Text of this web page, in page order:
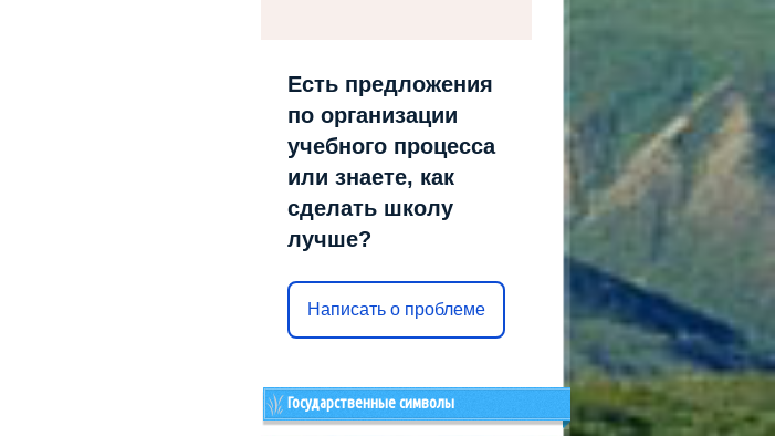
Есть предложения
по организации
учебного процесса
или знаете, как
сделать школу
лучше?
Написать о проблеме
Государственные символы